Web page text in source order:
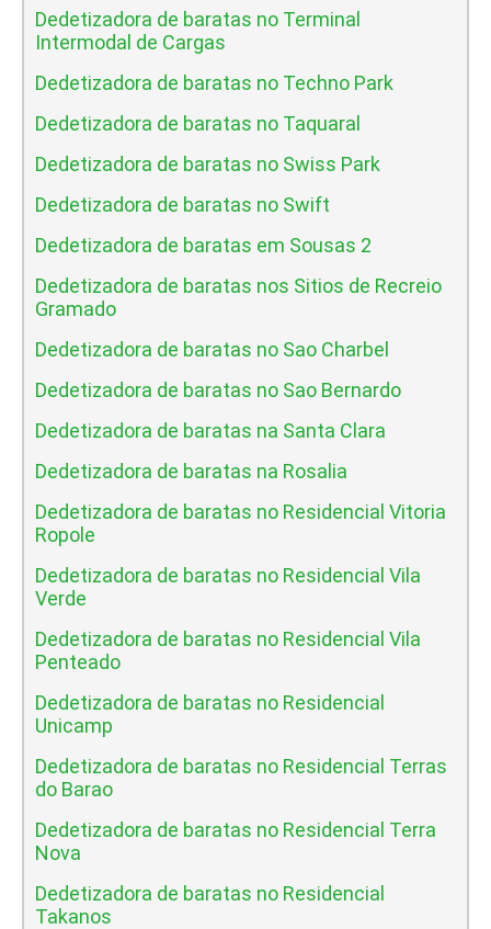
Dedetizadora de baratas no Terminal
Intermodal de Cargas
Dedetizadora de baratas no Techno Park
Dedetizadora de baratas no Taquaral
Dedetizadora de baratas no Swiss Park
Dedetizadora de baratas no Swift
Dedetizadora de baratas em Sousas 2
Dedetizadora de baratas nos Sitios de Recreio
Gramado
Dedetizadora de baratas no Sao Charbel
Dedetizadora de baratas no Sao Bernardo
Dedetizadora de baratas na Santa Clara
Dedetizadora de baratas na Rosalia
Dedetizadora de baratas no Residencial Vitoria
Ropole
Dedetizadora de baratas no Residencial Vila
Verde
Dedetizadora de baratas no Residencial Vila
Penteado
Dedetizadora de baratas no Residencial
Unicamp
Dedetizadora de baratas no Residencial Terras
do Barao
Dedetizadora de baratas no Residencial Terra
Nova
Dedetizadora de baratas no Residencial
Takanos